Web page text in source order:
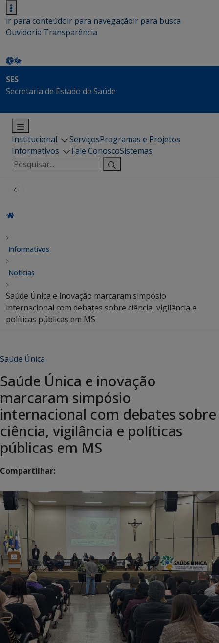
ir para conteúdoir para navegaçãoir para busca
Ouvidoria Transparência
SES
Secretaria de Estado de Saúde
Institucional ServiçosProgramas e Projetos
Informativos
Fale ConoscoSistemas
Pesquisar
por:
Informativos
Notícias
Saúde Única e inovação marcaram simpósio
internacional com debates sobre ciência, vigilância e
políticas públicas em MS
Saúde Única
Saúde Única e inovação
marcaram simpósio
internacional com debates sobre
ciência, vigilância e políticas
públicas em MS
Compartilhar: